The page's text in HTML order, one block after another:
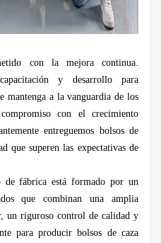
con la mejora continua.
y desarrollo para
mantenga a la vanguardia de los
con el crecimiento
entreguemos bolsos de
que superen las expectativas de
de fábrica está formado por un
que combinan una amplia
un riguroso control de calidad y
para producir bolsos de caza